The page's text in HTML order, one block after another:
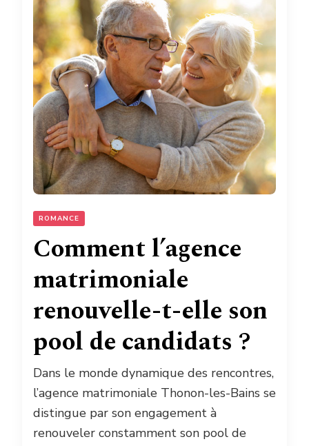
ROMANCE
Comment l’agence
matrimoniale
renouvelle-t-elle son
pool de candidats ?
Dans le monde dynamique des rencontres,
l’agence matrimoniale Thonon-les-Bains se
distingue par son engagement à
renouveler constamment son pool de